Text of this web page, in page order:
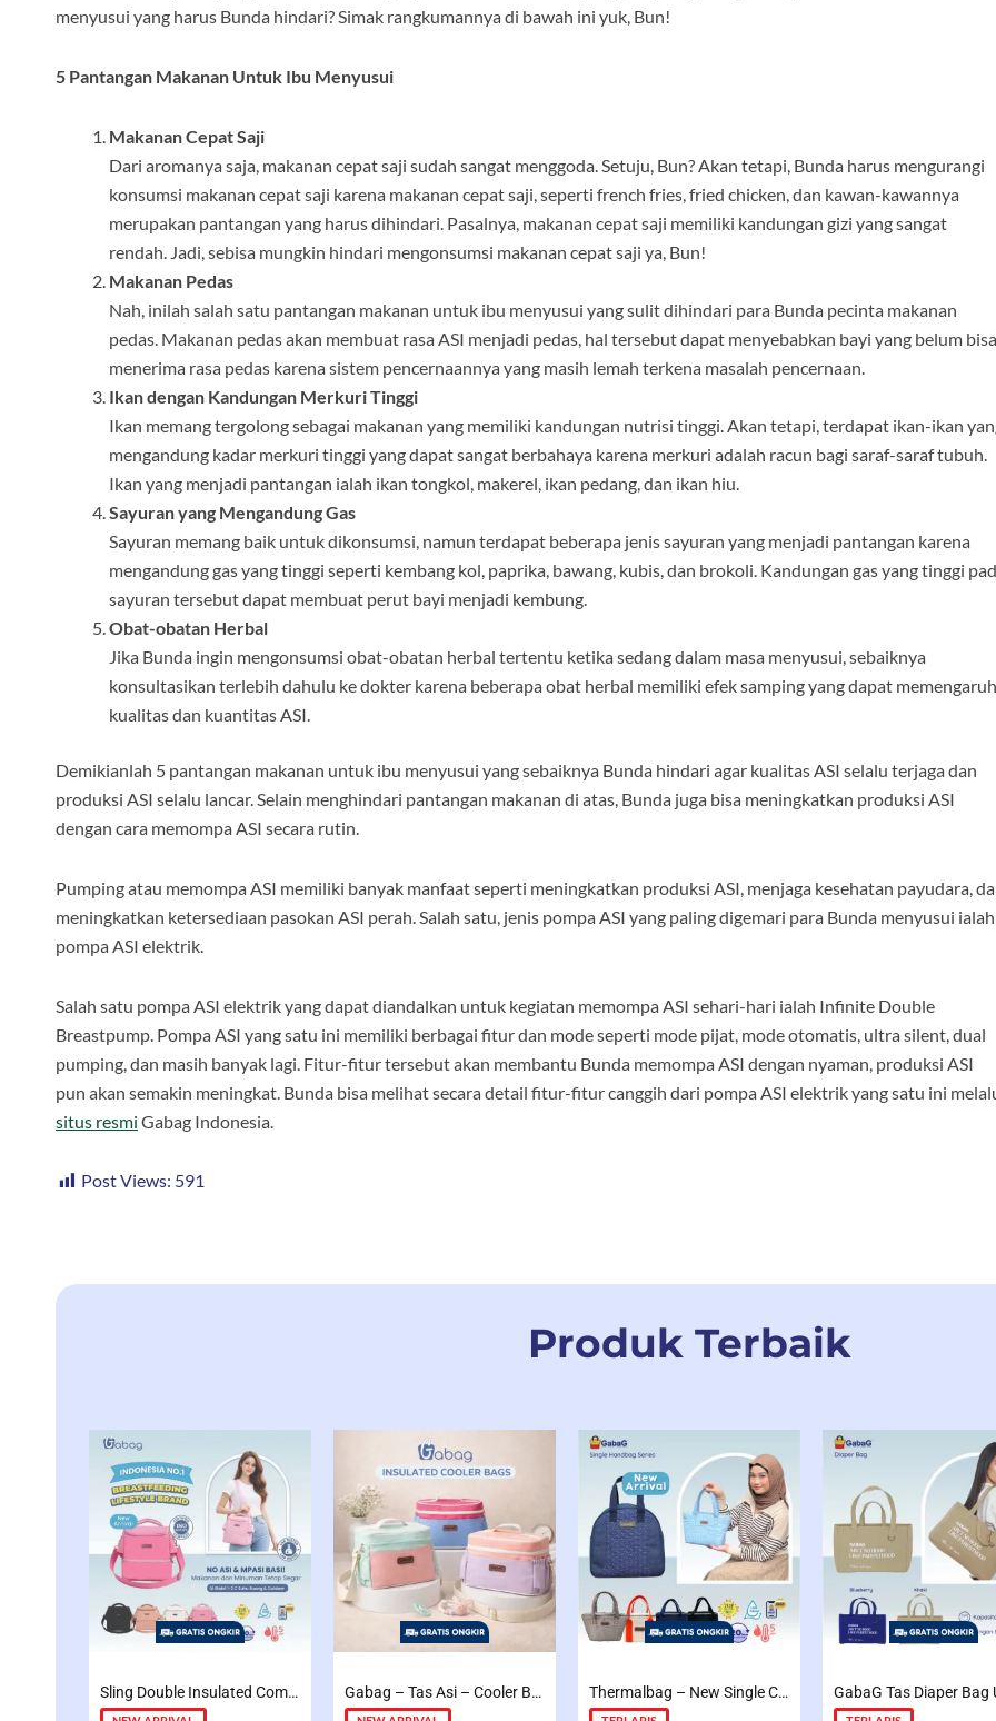
menyusui yang harus Bunda hindari? Simak rangkumannya di bawah ini yuk, Bun!
5 Pantangan Makanan Untuk Ibu Menyusui
Makanan Cepat Saji
Dari aromanya saja, makanan cepat saji sudah sangat menggoda. Setuju, Bun? Akan tetapi, Bunda harus mengurangi
konsumsi makanan cepat saji karena makanan cepat saji, seperti french fries, fried chicken, dan kawan-kawannya
merupakan pantangan yang harus dihindari. Pasalnya, makanan cepat saji memiliki kandungan gizi yang sangat
rendah. Jadi, sebisa mungkin hindari mengonsumsi makanan cepat saji ya, Bun!
Makanan Pedas
Nah, inilah salah satu pantangan makanan untuk ibu menyusui yang sulit dihindari para Bunda pecinta makanan
pedas. Makanan pedas akan membuat rasa ASI menjadi pedas, hal tersebut dapat menyebabkan bayi yang belum bisa
menerima rasa pedas karena sistem pencernaannya yang masih lemah terkena masalah pencernaan.
Ikan dengan Kandungan Merkuri Tinggi
Ikan memang tergolong sebagai makanan yang memiliki kandungan nutrisi tinggi. Akan tetapi, terdapat ikan-ikan
mengandung kadar merkuri tinggi yang dapat sangat berbahaya karena merkuri adalah racun bagi saraf-saraf tubuh.
Ikan yang menjadi pantangan ialah ikan tongkol, makerel, ikan pedang, dan ikan hiu.
Sayuran yang Mengandung Gas
Sayuran memang baik untuk dikonsumsi, namun terdapat beberapa jenis sayuran yang menjadi pantangan karena
mengandung gas yang tinggi seperti kembang kol, paprika, bawang, kubis, dan brokoli. Kandungan gas yang tinggi
sayuran tersebut dapat membuat perut bayi menjadi kembung.
Obat-obatan Herbal
Jika Bunda ingin mengonsumsi obat-obatan herbal tertentu ketika sedang dalam masa menyusui, sebaiknya
konsultasikan terlebih dahulu ke dokter karena beberapa obat herbal memiliki efek samping yang dapat
kualitas dan kuantitas ASI.
Demikianlah 5 pantangan makanan untuk ibu menyusui yang sebaiknya Bunda hindari agar kualitas ASI selalu terjaga dan
produksi ASI selalu lancar. Selain menghindari pantangan makanan di atas, Bunda juga bisa meningkatkan produksi ASI
dengan cara memompa ASI secara rutin.
Pumping atau memompa ASI memiliki banyak manfaat seperti meningkatkan produksi ASI, menjaga kesehatan payudara,
meningkatkan ketersediaan pasokan ASI perah. Salah satu, jenis pompa ASI yang paling digemari para Bunda menyusui ialah
pompa ASI elektrik.
Salah satu pompa ASI elektrik yang dapat diandalkan untuk kegiatan memompa ASI sehari-hari ialah Infinite Double
Breastpump. Pompa ASI yang satu ini memiliki berbagai fitur dan mode seperti mode pijat, mode otomatis, ultra silent, dual
pumping, dan masih banyak lagi. Fitur-fitur tersebut akan membantu Bunda memompa ASI dengan nyaman, produksi ASI
pun akan semakin meningkat. Bunda bisa melihat secara detail fitur-fitur canggih dari pompa ASI elektrik yang satu ini
situs resmi Gabag Indonesia.
Post Views: 591
Produk Terbaik
Sling Double Insulated Compartment Cappucino Black, Creamy, Salem, Chocolate Gabag – Tas Asi – Cooler Bag Sling Single Compartment Mint Grape Bubble Thermalbag – New Single Coolerbag Electra / Cooper / Freya